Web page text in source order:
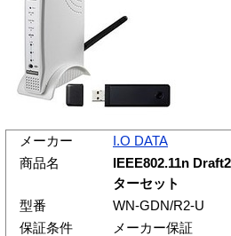
メーカー
I.O DATA
商品名
IEEE802.11n
ターセット
型番
WN-GDN/R2-U
保証条件
メーカー保証